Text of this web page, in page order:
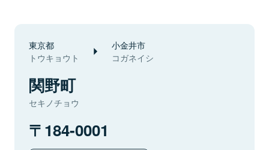
東京都
トウキョウト
小金井市
コガネイシ
関野町
セキノチョウ
184-0001